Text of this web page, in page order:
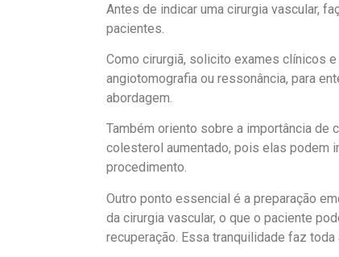
Antes de indicar uma cirurgia vascular,
pacientes.
Como cirurgiã, solicito exames clínicos
angiotomografia ou ressonância, para
abordagem.
Também oriento sobre a importância de
colesterol aumentado, pois elas podem
procedimento.
Outro ponto essencial é a preparação
da cirurgia vascular, o que o paciente
recuperação. Essa tranquilidade faz toda